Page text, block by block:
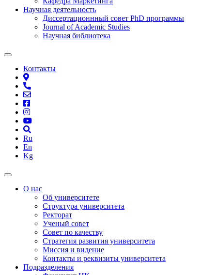
Научная деятельность
Диссертационнный совет PhD программы
Journal of Academic Studies
Научная библиотека
Контакты
Ru
En
Kg
О нас
Об университете
Структура университета
Ректорат
Ученый совет
Совет по качеству
Стратегия развития университета
Миссия и видение
Контакты и реквизиты университета
Подразделения